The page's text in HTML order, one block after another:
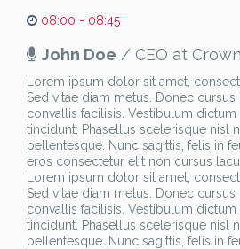
08:00 - 08:45
John Doe / CEO at
Lorem ipsum dolor sit amet,
Sed vitae diam metus. Donec
convallis facilisis. Vestibulum
tincidunt. Phasellus scelerisque nisl
pellentesque. Nunc sagittis, felis in
eros consectetur elit non cursus
Lorem ipsum dolor sit amet,
Sed vitae diam metus. Donec
convallis facilisis. Vestibulum
tincidunt. Phasellus scelerisque nisl
pellentesque. Nunc sagittis, felis in